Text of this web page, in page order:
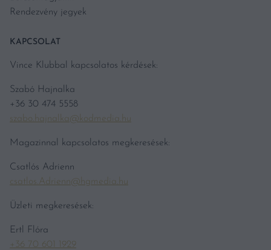
Rendezvény jegyek
KAPCSOLAT
Vince Klubbal kapcsolatos kérdések:
Szabó Hajnalka
+36 30 474 5558
szabo.hajnalka@kodmedia.hu
Magazinnal kapcsolatos megkeresések:
Csatlós Adrienn
csatlos.Adrienn@hgmedia.hu
Üzleti megkeresések:
Ertl Flóra
+36 70 601 1929